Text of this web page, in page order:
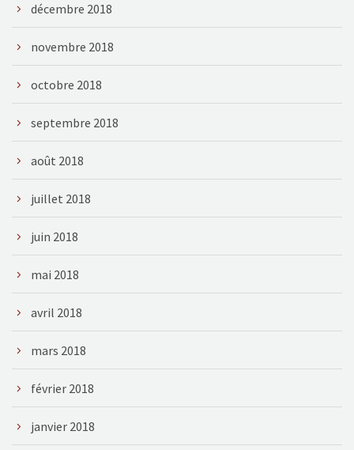
décembre 2018
novembre 2018
octobre 2018
septembre 2018
août 2018
juillet 2018
juin 2018
mai 2018
avril 2018
mars 2018
février 2018
janvier 2018